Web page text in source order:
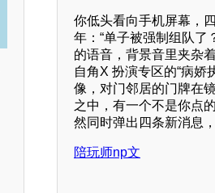
你低头看向手机屏幕，
年：“单子被强制组队
的语音，背景音里夹杂
自角X 扮演专区的“病
像，对门邻居的门牌在
之中，有一个不是你点
然同时弹出四条新消息
陪玩师np文